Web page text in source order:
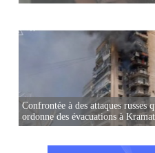
Confrontée à des attaques russes
ordonne des évacuations à